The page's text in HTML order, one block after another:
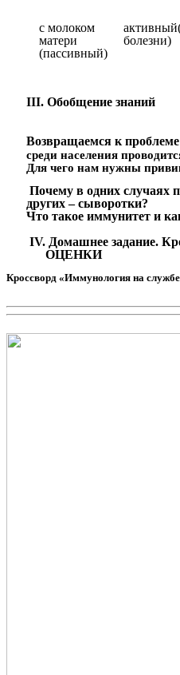
с молоком
матери
(пассивный)
болезни)
III. Обобщение знаний
Возвращаемся к
среди населения
Для чего нам нужны
Почему в одних случаях
других – сыворотки?
Что такое иммунитет и
IV. Домашнее задание.
ОЦЕНКИ
Кроссворд «Иммунология на службе